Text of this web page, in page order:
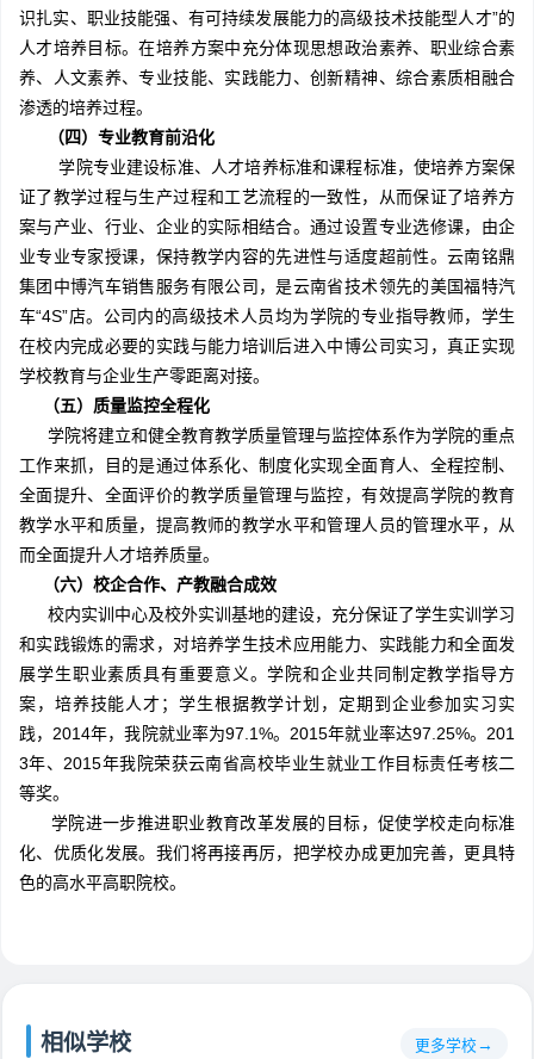
识扎实、职业技能强、有可持续发展能力的高级技术技能型人才”的
人才培养目标。在培养方案中充分体现思想政治素养、职业综合素
养、人文素养、专业技能、实践能力、创新精神、综合素质相融合
渗透的培养过程。
（四）专业教育前沿化
学院专业建设标准、人才培养标准和课程标准，使培养方案保
证了教学过程与生产过程和工艺流程的一致性，从而保证了培养方
案与产业、行业、企业的实际相结合。通过设置专业选修课，由企
业专业专家授课，保持教学内容的先进性与适度超前性。云南铭鼎
集团中博汽车销售服务有限公司，是云南省技术领先的美国福特汽
车“4S”店。公司内的高级技术人员均为学院的专业指导教师，学生
在校内完成必要的实践与能力培训后进入中博公司实习，真正实现
学校教育与企业生产零距离对接。
（五）质量监控全程化
学院将建立和健全教育教学质量管理与监控体系作为学院的重点
工作来抓，目的是通过体系化、制度化实现全面育人、全程控制、
全面提升、全面评价的教学质量管理与监控，有效提高学院的教育
教学水平和质量，提高教师的教学水平和管理人员的管理水平，从
而全面提升人才培养质量。
（六）校企合作、产教融合成效
校内实训中心及校外实训基地的建设，充分保证了学生实训学习
和实践锻炼的需求，对培养学生技术应用能力、实践能力和全面发
展学生职业素质具有重要意义。学院和企业共同制定教学指导方
案，培养技能人才；学生根据教学计划，定期到企业参加实习实
践，2014年，我院就业率为97.1%。2015年就业率达97.25%。201
3年、2015年我院荣获云南省高校毕业生就业工作目标责任考核二
等奖。
学院进一步推进职业教育改革发展的目标，促使学校走向标准
化、优质化发展。我们将再接再厉，把学校办成更加完善，更具特
色的高水平高职院校。
相似学校 更多学校